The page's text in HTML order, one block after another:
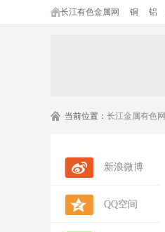
长江有色金属网 铜 铝
当前位置： 长江金属有色网
新浪微博
QQ空间